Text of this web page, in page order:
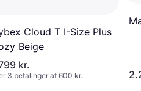
Cloud T I-Size Plus
Beige
kr.
3 betalinger af 600 kr.